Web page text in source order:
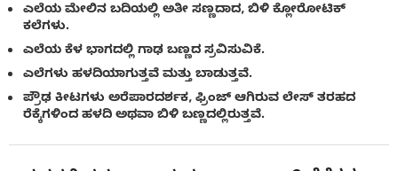
ಎಲೆಯ ಮೇಲಿನ ಬದಿಯಲ್ಲಿ ಅತೀ ಸಣ್ಣದಾದ, ಬಿಳಿ ಕ್ಲೋರೋಟಿಕ್
ಕಲೆಗಳು.
ಎಲೆಯ ಕೆಳ ಭಾಗದಲ್ಲಿ ಗಾಢ ಬಣ್ಣದ ಸ್ರವಿಸುವಿಕೆ.
ಎಲೆಗಳು ಹಳದಿಯಾಗುತ್ತವೆ ಮತ್ತು ಬಾಡುತ್ತವೆ.
ಪ್ರೌಢ ಕೀಟಗಳು ಅರೆಪಾರದರ್ಶಕ, ಫ್ರಿಂಜ್ ಆಗಿರುವ ಲೇಸ್ ತರಹದ
ರೆಕ್ಕೆಗಳಿಂದ ಹಳದಿ ಅಥವಾ ಬಿಳಿ ಬಣ್ಣದಲ್ಲಿರುತ್ತವೆ.